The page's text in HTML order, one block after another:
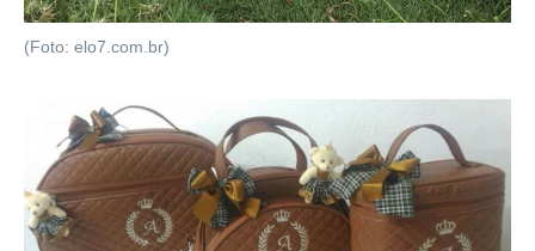
(Foto: elo7.com.br)